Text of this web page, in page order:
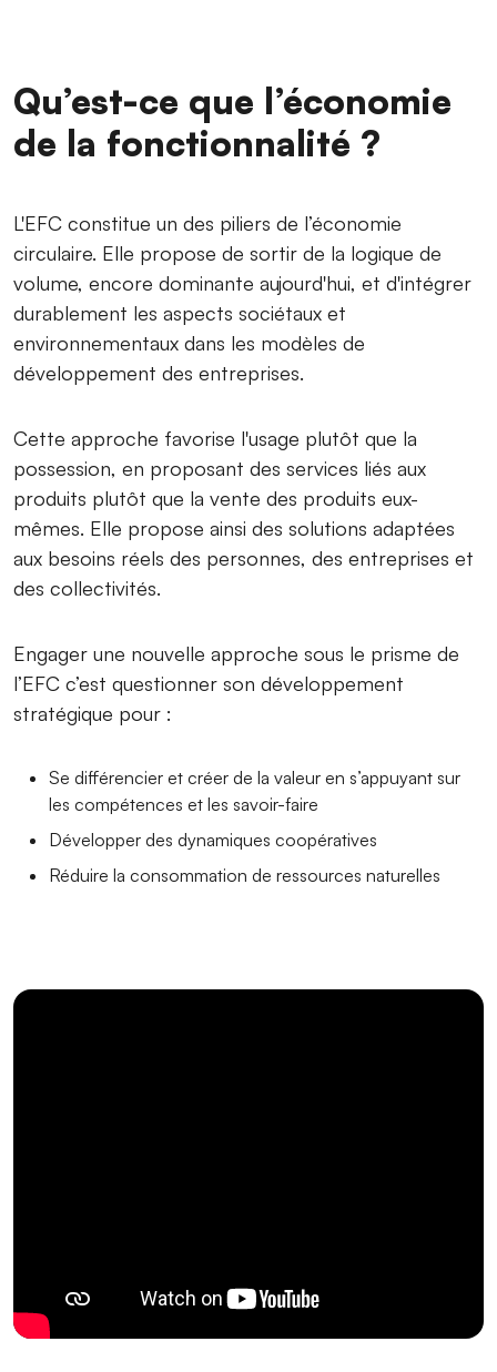
Qu’est-ce que l’économie
de la fonctionnalité ?
L'EFC constitue un des piliers de l’économie
circulaire. Elle propose de sortir de la logique de
volume, encore dominante aujourd'hui, et d'intégrer
durablement les aspects sociétaux et
environnementaux dans les modèles de
développement des entreprises.
Cette approche favorise l'usage plutôt que la
possession, en proposant des services liés aux
produits plutôt que la vente des produits eux-
mêmes. Elle propose ainsi des solutions adaptées
aux besoins réels des personnes, des entreprises et
des collectivités.
Engager une nouvelle approche sous le prisme de
l’EFC c’est questionner son développement
stratégique pour :
Se différencier et créer de la valeur en s’appuyant sur
les compétences et les savoir-faire
Développer des dynamiques coopératives
Réduire la consommation de ressources naturelles